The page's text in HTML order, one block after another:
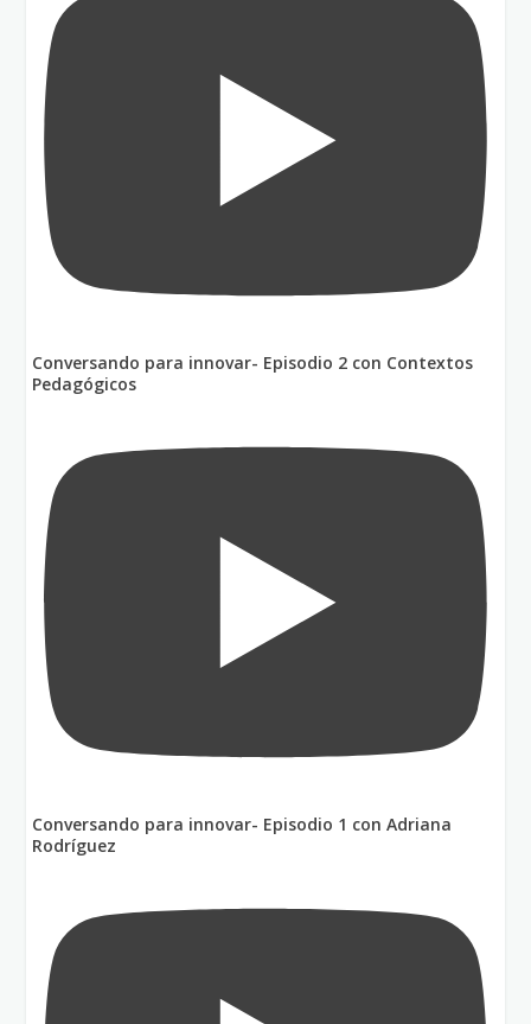
Conversando para innovar- Episodio 2 con Contextos
Pedagógicos
Conversando para innovar- Episodio 1 con Adriana
Rodríguez